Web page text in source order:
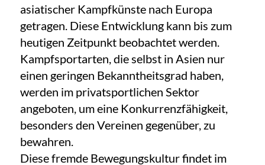
asiatischer Kampfkünste nach Europa
getragen. Diese Entwicklung kann bis zum
heutigen Zeitpunkt beobachtet werden.
Kampfsportarten, die selbst in Asien nur
einen geringen Bekanntheitsgrad haben,
werden im privatsportlichen Sektor
angeboten, um eine Konkurrenzfähigkeit,
besonders den Vereinen gegenüber, zu
bewahren.
Diese fremde Bewegungskultur findet im